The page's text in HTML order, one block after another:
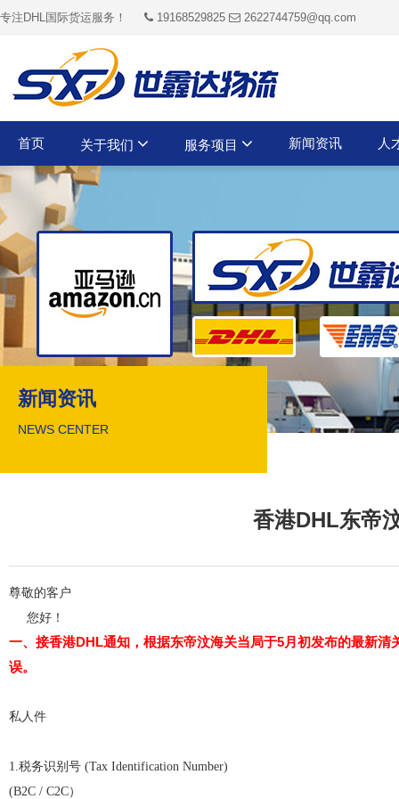
专注DHL国际货运服务！ 19168529825 2622744759@qq.com
首页 关于我们 服务项目 新闻资讯 人
新闻资讯
NEWS CENTER
香港DHL东帝
尊敬的客户
您好！
一、 接香港DHL通知，根据东帝汶海关当局于5月初发布的最新清
误。
私人件
1.税务识别号 (Tax Identification Number)
(B2C / C2C）